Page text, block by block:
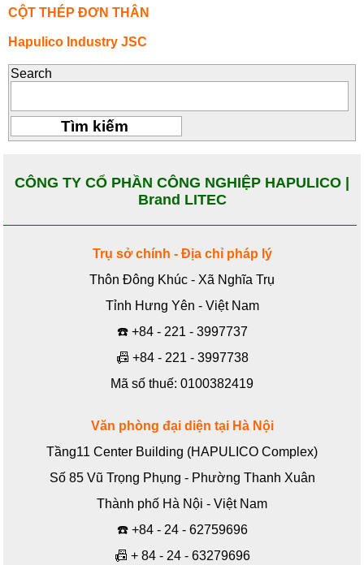
CỘT THÉP ĐƠN THÂN
Hapulico Industry JSC
Search
CÔNG TY CỔ PHẦN CÔNG NGHIỆP HAPULICO |
Brand LITEC
Trụ sở chính - Địa chỉ pháp lý
Thôn Đông Khúc - Xã Nghĩa Trụ
Tỉnh Hưng Yên - Việt Nam
☎️ +84 - 221 - 3997737
📠 +84 - 221 - 3997738
Mã số thuế: 0100382419
Văn phòng đại diện tại Hà Nội
Tầng11 Center Building (HAPULICO Complex)
Số 85 Vũ Trọng Phụng - Phường Thanh Xuân
Thành phố Hà Nội - Việt Nam
☎️ +84 - 24 - 62759696
📠 + 84 - 24 - 63279696